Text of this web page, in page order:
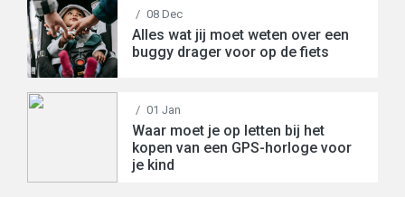
/ 08 Dec
Alles wat jij moet weten over een
buggy drager voor op de fiets
/ 01 Jan
Waar moet je op letten bij het
kopen van een GPS-horloge voor
je kind